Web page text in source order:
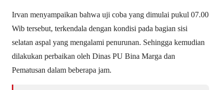
Irvan menyampaikan bahwa uji coba yang dimulai pukul 07.00
Wib tersebut, terkendala dengan kondisi pada bagian sisi
selatan aspal yang mengalami penurunan. Sehingga kemudian
dilakukan perbaikan oleh Dinas PU Bina Marga dan
Pematusan dalam beberapa jam.